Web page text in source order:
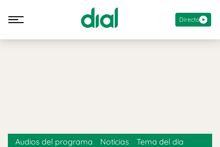
Directo
Audios del programa Noticias
Tema del día